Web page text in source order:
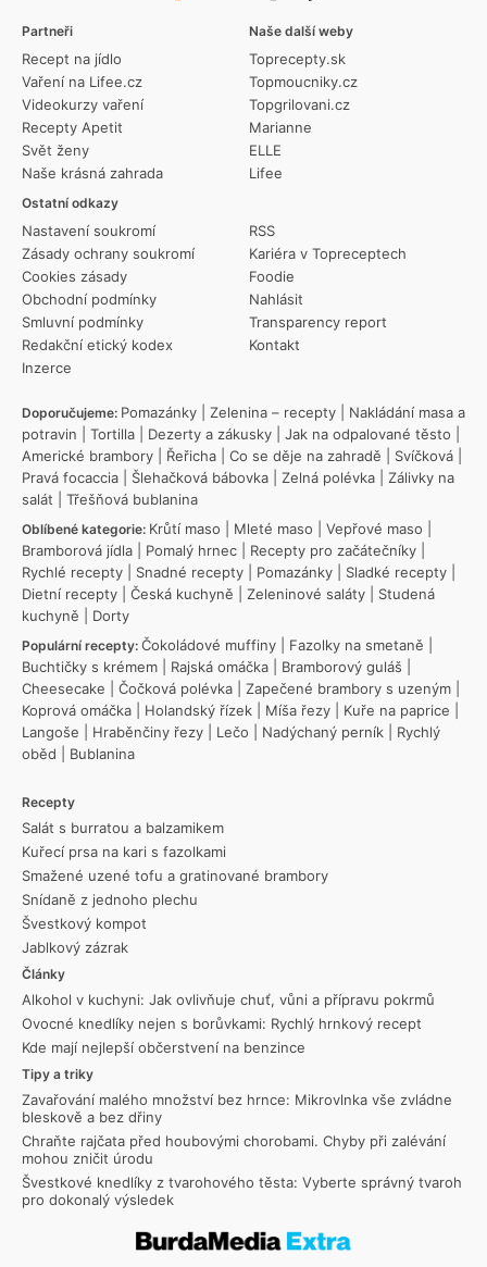
Partneři
Recept na jídlo
Vaření na Lifee.cz
Videokurzy vaření
Recepty Apetit
Svět ženy
Naše krásná zahrada
Ostatní odkazy
Nastavení soukromí
Zásady ochrany soukromí
Cookies zásady
Obchodní podmínky
Smluvní podmínky
Redakční etický kodex
Inzerce
RSS
Kariéra v Topreceptech
Foodie
Nahlásit
Transparency report
Kontakt
Naše další weby
Toprecepty.sk
Topmoucniky.cz
Topgrilovani.cz
Marianne
ELLE
Lifee
Doporučujeme: Pomazánky Zelenina – recepty
Nakládání masa a
potravin
Tortilla Dezerty a zákusky Jak na odpalované těsto
Americké brambory
Řeřicha Co se děje na zahradě Svíčková
Pravá focaccia
Šlehačková bábovka Zelná polévka
Zálivky na
salát
Třešňová bublanina
Oblíbené kategorie: Krůtí maso Mleté maso Vepřové maso
Bramborová jídla
Pomalý hrnec Recepty pro začátečníky
Rychlé recepty
Snadné recepty Pomazánky Sladké recepty
Dietní recepty
Česká kuchyně Zeleninové saláty
Studená
kuchyně
Dorty
Populární recepty: Čokoládové muffiny Fazolky na smetaně
Buchtičky s krémem
Rajská omáčka Bramborový guláš
Cheesecake
Čočková polévka Zapečené brambory s uzeným
Koprová omáčka
Holandský řízek Míša řezy Kuře na paprice
Langoše
Hraběnčiny řezy Lečo Nadýchaný perník
Rychlý
oběd
Bublanina
Recepty
Salát s burratou a balzamikem
Kuřecí prsa na kari s fazolkami
Smažené uzené tofu a gratinované brambory
Snídaně z jednoho plechu
Švestkový kompot
Jablkový zázrak
Články
Alkohol v kuchyni: Jak ovlivňuje chuť, vůni a přípravu pokrmů
Ovocné knedlíky nejen s borůvkami: Rychlý hrnkový recept
Kde mají nejlepší občerstvení na benzince
Tipy a triky
Zavařování malého množství bez hrnce: Mikrovlnka vše zvládne
bleskově a bez dřiny
Chraňte rajčata před houbovými chorobami. Chyby při zalévání
mohou zničit úrodu
Švestkové knedlíky z tvarohového těsta: Vyberte správný tvaroh
pro dokonalý výsledek